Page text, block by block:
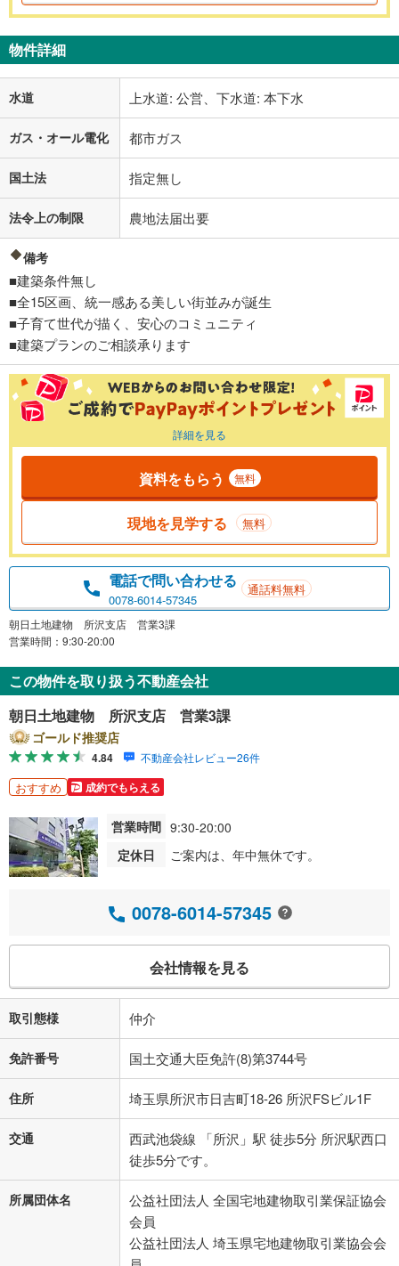
物件詳細
水道 上水道: 公営、下水道: 本下水
ガス・オール電化 都市ガス
国土法 指定無し
法令上の制限 農地法届出要
備考
■建築条件無し
■全15区画、統一感ある美しい街並みが誕生
■子育て世代が描く、安心のコミュニティ
■建築プランのご相談承ります
詳細を見る
資料をもらう 無料
現地を見学する 無料
電話で問い合わせる
0078-6014-57345
通話料無料
朝日土地建物 所沢支店 営業3課
営業時間：9:30-20:00
この物件を取り扱う不動産会社
朝日土地建物 所沢支店 営業3課
ゴールド推奨店
4.84 不動産会社レビュー26件
おすすめ 成約でもらえる
営業時間 9:30-20:00
定休日
ご案内は、年中無休です。
0078-6014-57345
会社情報を見る
取引態様 仲介
免許番号 国土交通大臣免許(8)第3744号
住所 埼玉県所沢市日吉町18-26 所沢FSビル1F
交通
西武池袋線 「所沢」駅 徒歩5分 所沢駅西口
徒歩5分です。
所属団体名
公益社団法人 全国宅地建物取引業保証協会
会員
公益社団法人 埼玉県宅地建物取引業協会会